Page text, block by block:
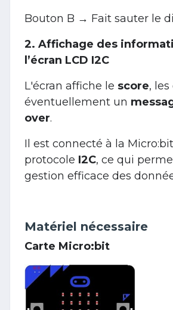
Bouton B → Fait sauter le
2. Affichage des
l’écran LCD I2C
L'écran affiche le score,
éventuellement un
over.
Il est connecté à la
protocole I2C, ce qui
gestion efficace des
Matériel nécessaire
Carte Micro:bit